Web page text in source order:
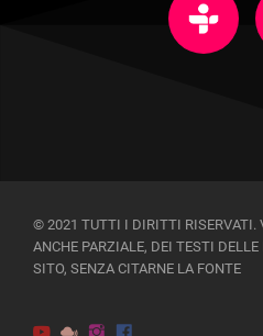
© 2021 TUTTI I DIRITTI RISERVATI.
ANCHE PARZIALE, DEI TESTI
SITO, SENZA CITARNE LA FONTE